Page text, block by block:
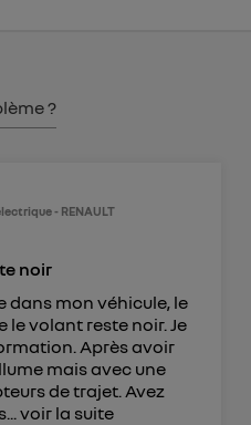
?
- RENAULT
noir
dans mon véhicule, le
volant reste noir. Je
Après avoir
mais avec une
de trajet. Avez
voir la suite
sur les données
d'Utiq